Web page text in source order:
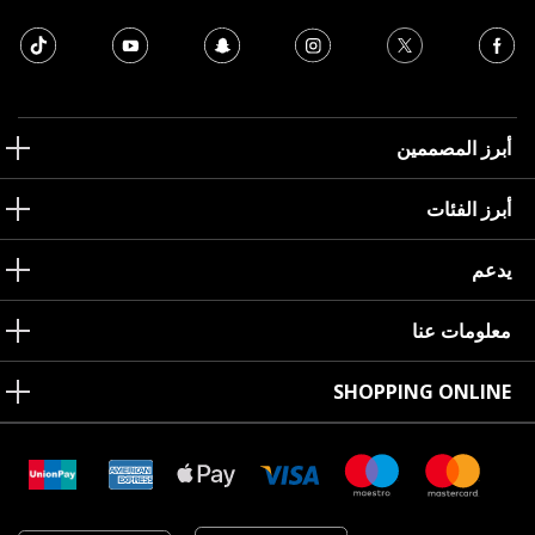
أبرز المصممين
أبرز الفئات
يدعم
معلومات عنا
SHOPPING ONLINE